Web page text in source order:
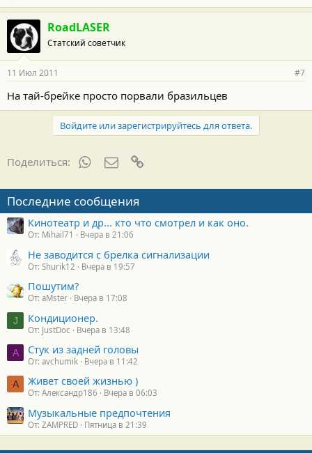
RoadLASER
Статский советчик
11 Июл 2011 #7
На тай-брейке просто порвали бразильцев
Войдите или зарегистрируйтесь для ответа.
Поделиться: WhatsAppЭлектронная почта
Последние сообщения
Кинотеатр и др... кто что смотрел и как оно.
От: Mihail71 Вчера в 21:06
Не заводится с брелка сигнализации
От: Shurik12 Вчера в 19:57
Пошутим?
От: aMster Вчера в 17:08
J Кондиционер.
От: JustDoc Вчера в 13:48
A Стук из задней головы
От: avchumik Вчера в 11:42
А Живет своей жизнью )
От: Александр186 Вчера в 06:03
Музыкальные предпочтения
От: ZAMPRED Пятница в 21:39